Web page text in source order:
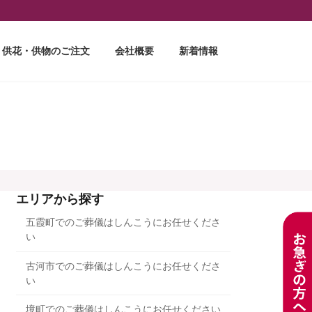
供花・供物のご注文 会社概要 新着情報
エリアから探す
五霞町でのご葬儀はしんこうにお任せくださ
い
古河市でのご葬儀はしんこうにお任せくださ
い
境町でのご葬儀はしんこうにお任せください